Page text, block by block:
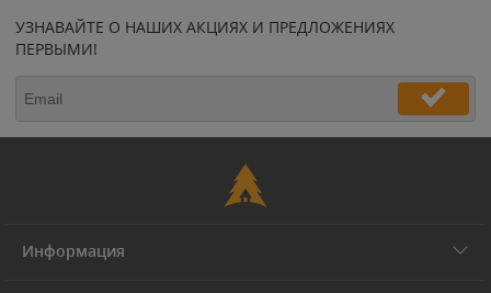
УЗНАВАЙТЕ О НАШИХ АКЦИЯХ И ПРЕДЛОЖЕНИЯХ
ПЕРВЫМИ!
Информация